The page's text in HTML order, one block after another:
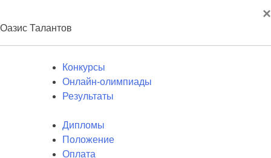
×
Оазис Талантов
Конкурсы
Онлайн-олимпиады
Результаты
Дипломы
Положение
Оплата